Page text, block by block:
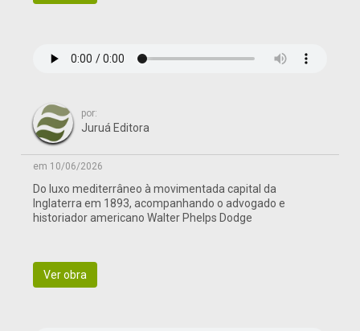
por:
Juruá Editora
em 10/06/2026
Do luxo mediterrâneo à movimentada capital da
Inglaterra em 1893, acompanhando o advogado e
historiador americano Walter Phelps Dodge
Ver obra